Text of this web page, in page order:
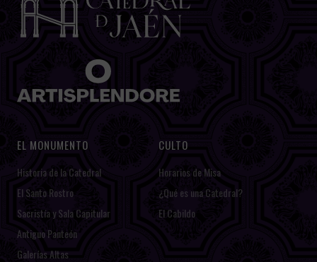
EL MONUMENTO
Historia de la Catedral
El Santo Rostro
Sacristía y Sala Capitular
Antiguo Panteón
Galerías Altas
CULTO
Horarios de Misa
¿Qué es una Catedral?
El Cabildo